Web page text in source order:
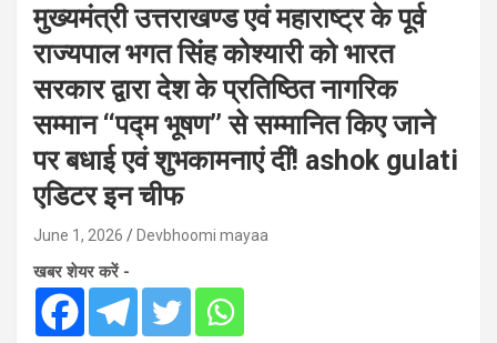
मुख्यमंत्री उत्तराखण्ड एवं महाराष्ट्र के पूर्व
राज्यपाल भगत सिंह कोश्यारी को भारत
सरकार द्वारा देश के प्रतिष्ठित नागरिक
सम्मान ‘‘पद्म भूषण’’ से सम्मानित किए जाने
पर बधाई एवं शुभकामनाएं दीं! ashok gulati
एडिटर इन चीफ
June 1, 2026 Devbhoomi mayaa
खबर शेयर करें -